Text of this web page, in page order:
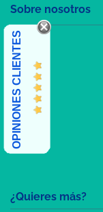
¿Quieres más?
Sobre nosotros
OPINIONES CLIENTES